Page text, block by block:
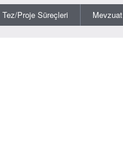
Tez/Proje Süreçleri Mevzuat